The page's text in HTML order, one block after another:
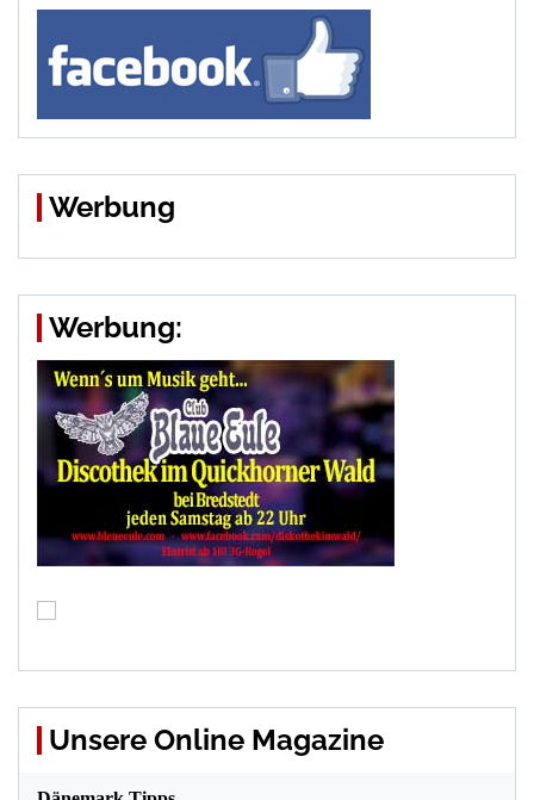
Werbung
Werbung:
Unsere Online Magazine